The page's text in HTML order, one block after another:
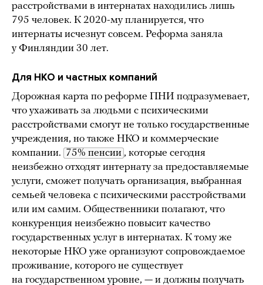
расстройствами в интернатах находились лишь
795 человек. К 2020-му планируется, что
интернаты исчезнут совсем. Реформа заняла
у Финляндии 30 лет.
Для НКО и частных компаний
Дорожная карта по реформе ПНИ подразумевает,
что ухаживать за людьми с психическими
расстройствами смогут не только государственные
учреждения, но также НКО и коммерческие
компании. 75% пенсии , которые сегодня
неизбежно отходят интернату за предоставляемые
услуги, сможет получать организация, выбранная
семьей человека с психическими расстройствами
или им самим. Общественники полагают, что
конкуренция неизбежно повысит качество
государственных услуг в интернатах. К тому же
некоторые НКО уже организуют сопровождаемое
проживание, которого не существует
на государственном уровне, — и должны получать